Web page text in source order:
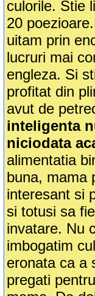
culorile. Stie
20
uitam prin
lucruri mai
engleza. Si
profitat din
avut de
inteligenta
niciodata
alimentatia
buna, mama
interesant si
si totusi sa
invatare. Nu
imbogatim
eronata ca a
pregati